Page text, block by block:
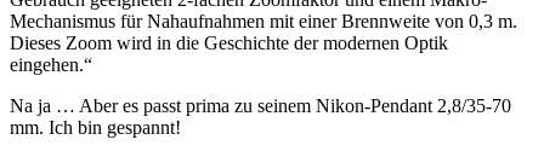
Mechanismus für Nahaufnahmen mit einer Brennweite von 0,3 m.
Dieses Zoom wird in die Geschichte der modernen Optik
eingehen.“
Na ja … Aber es passt prima zu seinem Nikon-Pendant 2,8/35-70
mm. Ich bin gespannt!